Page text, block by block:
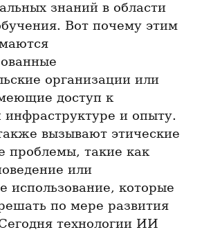
знаний в области
Вот почему этим
организации или
доступ к
инфраструктуре и опыту.
вызывают этические
проблемы, такие как
или
использование, которые
по мере развития
технологии ИИ